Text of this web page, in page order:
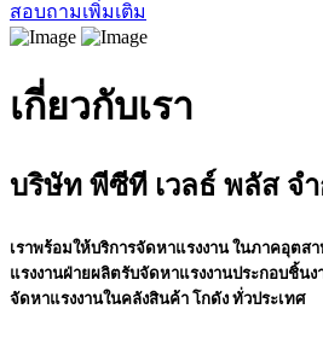
สอบถามเพิ่มเติม
เกี่ยวกับเรา
บริษัท พีซีที เวลธ์ พลัส จ
เราพร้อมให้บริการจัดหาแรงงาน ในภาคอุตส
แรงงานฝ่ายผลิตรับจัดหาแรงงานประกอบชิ้น
จัดหาแรงงานในคลังสินค้า โกดัง ทั่วประเทศ